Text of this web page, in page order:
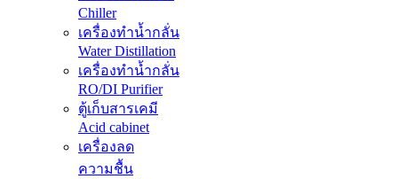
Chiller
เครื่องทำน้ำกลั่น
Water Distillation
เครื่องทำน้ำกลั่น
RO/DI Purifier
ตู้เก็บสารเคมี
Acid cabinet
เครื่องลด
ความชื้น